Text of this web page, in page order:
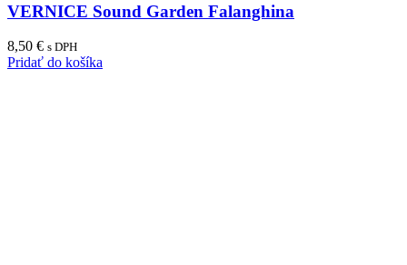
VERNICE Sound Garden Falanghina
8,50 € s DPH
Pridať do košíka